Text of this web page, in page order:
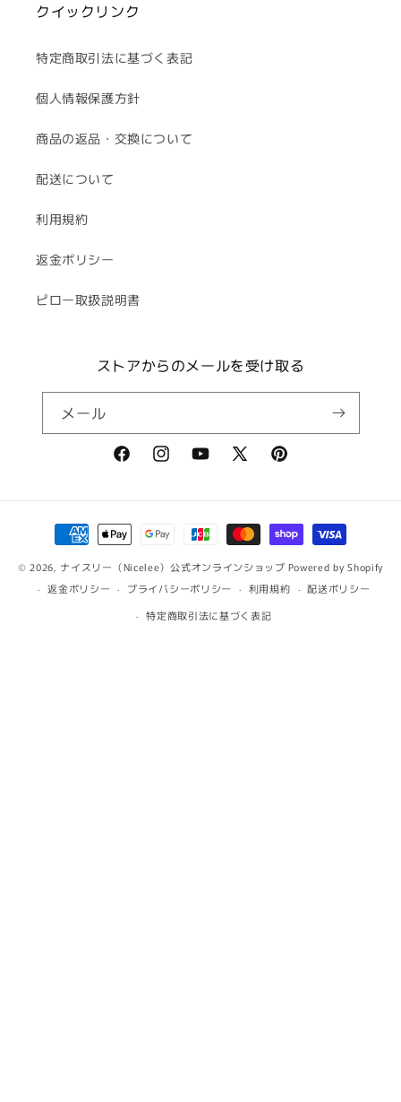
クイックリンク
特定商取引法に基づく表記
個人情報保護方針
商品の返品・交換について
配送について
利用規約
返金ポリシー
ピロー取扱説明書
ストアからのメールを受け取る
メール
FacebookInstagramYouTube
X
Pinterest
決
済
方
法
© 2026, ナイスリー（Nicelee）公式オンラインショップ Powered by Shopify
返金ポリシー
プライバシーポリシー 利用規約
配送ポリシー
特定商取引法に基づく表記